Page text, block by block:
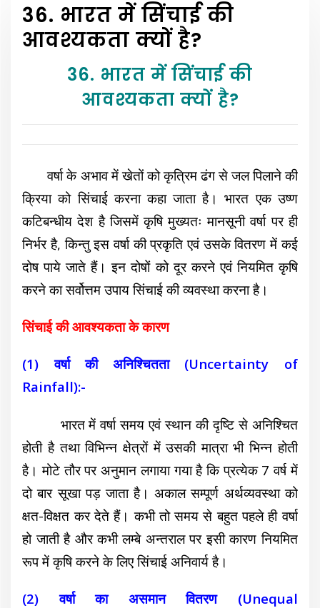
36. भारत में सिंचाई की
आवश्यकता क्यों है?
36. भारत में सिंचाई की
आवश्यकता क्यों है?
वर्षा के अभाव में खेतों को कृत्रिम ढंग से जल पिलाने की
क्रिया को सिंचाई करना कहा जाता है। भारत एक उष्ण
कटिबन्धीय देश है जिसमें कृषि मुख्यतः मानसूनी वर्षा पर ही
निर्भर है, किन्तु इस वर्षा की प्रकृति एवं उसके वितरण में कई
दोष पाये जाते हैं। इन दोषों को दूर करने एवं नियमित कृषि
करने का सर्वोत्तम उपाय सिंचाई की व्यवस्था करना है।
सिंचाई की आवश्यकता के कारण
(1) वर्षा की अनिश्चितता (Uncertainty of
Rainfall):-
भारत में वर्षा समय एवं स्थान की दृष्टि से अनिश्चित
होती है तथा विभिन्न क्षेत्रों में उसकी मात्रा भी भिन्न होती
है। मोटे तौर पर अनुमान लगाया गया है कि प्रत्येक 7 वर्ष में
दो बार सूखा पड़ जाता है। अकाल सम्पूर्ण अर्थव्यवस्था को
क्षत-विक्षत कर देते हैं। कभी तो समय से बहुत पहले ही वर्षा
हो जाती है और कभी लम्बे अन्तराल पर इसी कारण नियमित
रूप में कृषि करने के लिए सिंचाई अनिवार्य है।
(2) वर्षा का असमान वितरण (Unequal